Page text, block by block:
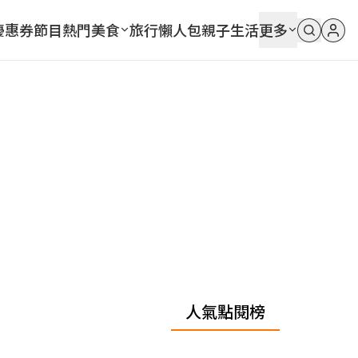
惠券節目熱門美食 旅行懶人包親子生活更多
人氣點閱榜